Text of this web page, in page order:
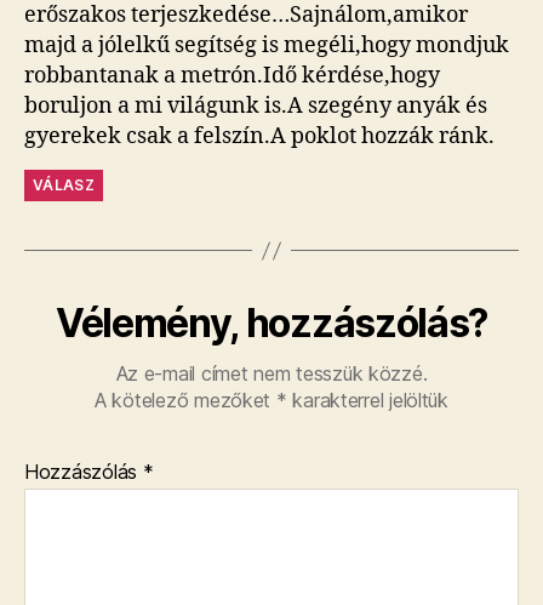
erőszakos terjeszkedése…Sajnálom,amikor
majd a jólelkű segítség is megéli,hogy mondjuk
robbantanak a metrón.Idő kérdése,hogy
boruljon a mi világunk is.A szegény anyák és
gyerekek csak a felszín.A poklot hozzák ránk.
VÁLASZ
Vélemény, hozzászólás?
Az e-mail címet nem tesszük közzé.
A kötelező mezőket * karakterrel jelöltük
Hozzászólás *